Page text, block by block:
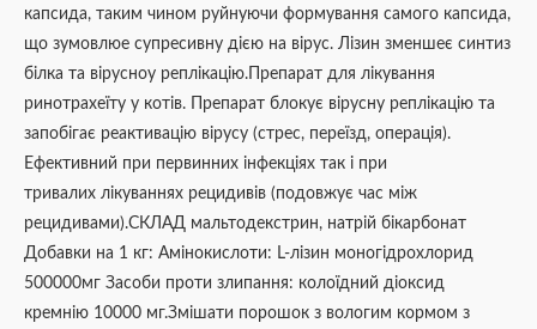
капсида, таким чином руйнуючи формування самого капсида,
що зумовлюе супресивну дією на вірус. Лізин зменшеє синтиз
білка та вірусноу реплікацію.Препарат для лікування
ринотрахеїту у котів. Препарат блокує вірусну реплікацію та
запобігає реактивацію вірусу (стрес, переїзд, операція).
Ефективний при первинних інфекціях так і при
тривалих лікуваннях рецидивів (подовжує час між
рецидивами).СКЛАД мальтодекстрин, натрій бікарбонат
Добавки на 1 кг: Амінокислоти: L-лізин моногідрохлорид
500000мг Засоби проти злипання: колоїдний діоксид
кремнію 10000 мг.Змішати порошок з вологим кормом з